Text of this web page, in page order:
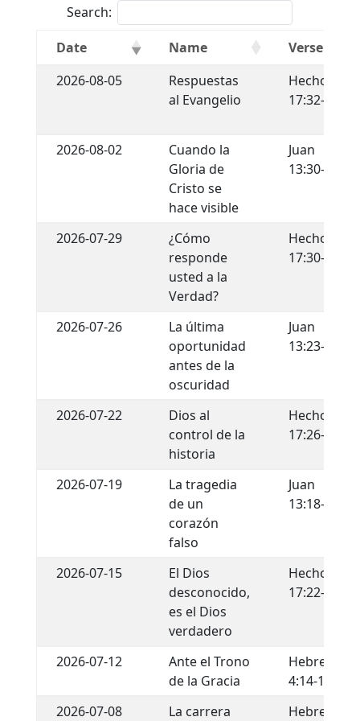
Search:
Date
Name
Verse
2026-08-05
Respuestas
al Evangelio
Hechos
17:32-34
2026-08-02
Cuando la
Gloria de
Cristo se
hace visible
Juan
13:30-35
2026-07-29
¿Cómo
responde
usted a la
Verdad?
Hechos
17:30-31
2026-07-26
La última
oportunidad
antes de la
oscuridad
Juan
13:23-30
2026-07-22
Dios al
control de la
historia
Hechos
17:26-29
2026-07-19
La tragedia
de un
corazón
falso
Juan
13:18-22
2026-07-15
El Dios
desconocido,
es el Dios
verdadero
Hechos
17:22-34
2026-07-12
Ante el Trono
de la Gracia
Hebreos
4:14-16
2026-07-08
La carrera Hebreos